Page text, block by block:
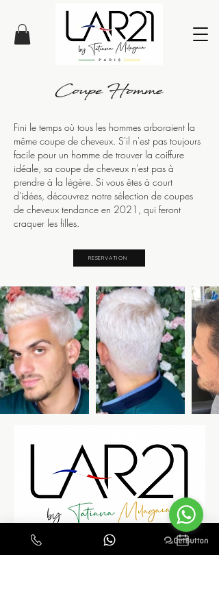
Fini le temps où tous les hommes arboraient la
même coupe de cheveux. S'il n'est pas toujours
facile pour un homme de trouver la coiffure
idéale, sa coupe de cheveux n'est pas à
prendre à la légère. Si vous êtes à court
d'idées, découvrez notre sélection de coupes
de cheveux tendance en 2021, qui feront
craquer les filles.
RESERVATION